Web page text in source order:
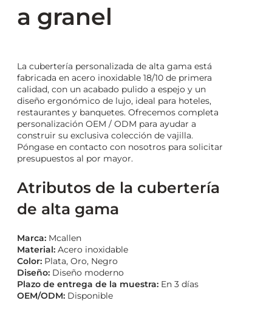
a granel
La cubertería personalizada de alta gama está
fabricada en acero inoxidable 18/10 de primera
calidad, con un acabado pulido a espejo y un
diseño ergonómico de lujo, ideal para hoteles,
restaurantes y banquetes. Ofrecemos completa
personalización OEM / ODM para ayudar a
construir su exclusiva colección de vajilla.
Póngase en contacto con nosotros para solicitar
presupuestos al por mayor.
Atributos de la cubertería
de alta gama
Marca: Mcallen
Material: Acero inoxidable
Color: Plata, Oro, Negro
Diseño: Diseño moderno
Plazo de entrega de la muestra: En 3 días
OEM/ODM: Disponible